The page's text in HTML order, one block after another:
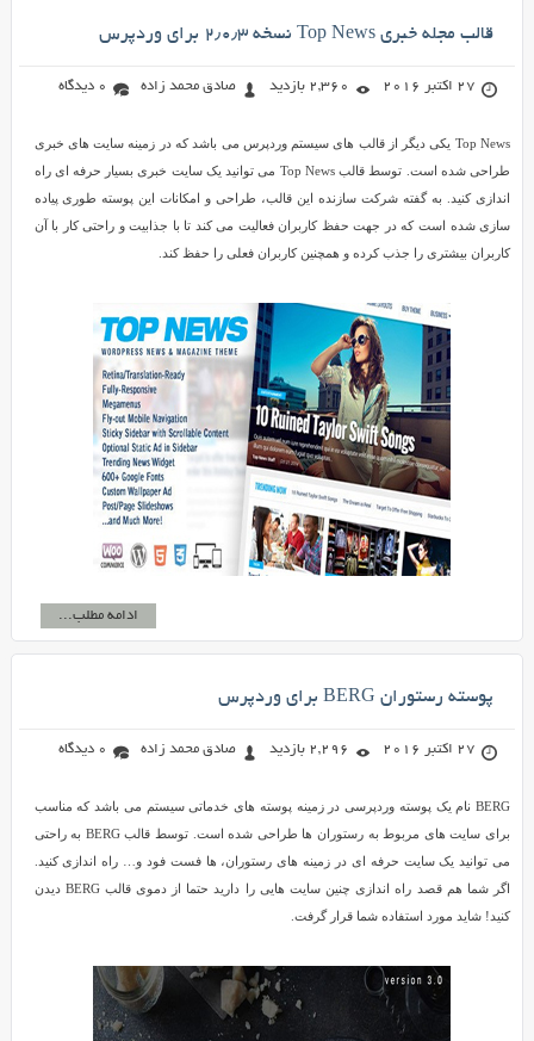
قالب مجله خبری Top News نسخه ۲٫۰٫۳ برای وردپرس
27 اکتبر 2016 2,360 بازدید صادق محمد زاده 0 دیدگاه
Top News یکی دیگر از قالب های سیستم وردپرس می باشد که در زمینه سایت های خبری
طراحی شده است. توسط قالب Top News می توانید یک سایت خبری بسیار حرفه ای راه
اندازی کنید. به گفته شرکت سازنده این قالب، طراحی و امکانات این پوسته طوری پیاده
سازی شده است که در جهت حفظ کاربران فعالیت می کند تا با جذابیت و راحتی کار با آن
کاربران بیشتری را جذب کرده و همچنین کاربران فعلی را حفظ کند.
ادامه مطلب...
پوسته رستوران BERG برای وردپرس
27 اکتبر 2016 2,296 بازدید صادق محمد زاده 0 دیدگاه
BERG نام یک پوسته وردپرسی در زمینه پوسته های خدماتی سیستم می باشد که مناسب
برای سایت های مربوط به رستوران ها طراحی شده است. توسط قالب BERG به راحتی
می توانید یک سایت حرفه ای در زمینه های رستوران، ها فست فود و… راه اندازی کنید.
اگر شما هم قصد راه اندازی چنین سایت هایی را دارید حتما از دموی قالب BERG دیدن
کنید! شاید مورد استفاده شما قرار گرفت.